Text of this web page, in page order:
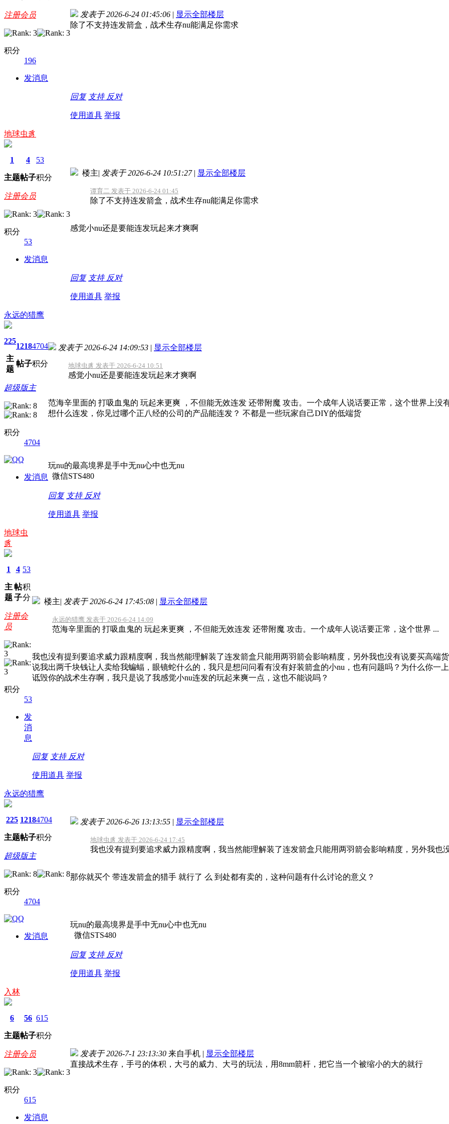
注册会员
积分
196
发消息
发表于 2026-6-24 01:45:06 | 显示全部楼层
除了不支持连发箭盒，战术生存nu能满足你需求
回复 支持 反对
使用道具 举报
地球虫豸
1
主题
4
帖子
53
积分
注册会员
积分
53
发消息
楼主| 发表于 2026-6-24 10:51:27 | 显示全部楼层
谭育二 发表于 2026-6-24 01:45
除了不支持连发箭盒，战术生存nu能满足你需求
感觉小nu还是要能连发玩起来才爽啊
回复 支持 反对
使用道具 举报
永远的猎鹰
225
主
题
1218
帖子
4704
积分
超级版主
积分
4704
发消息
发表于 2026-6-24 14:09:53 | 显示全部楼层
地球虫豸 发表于 2026-6-24 10:51
感觉小nu还是要能连发玩起来才爽啊
范海辛里面的 打吸血鬼的 玩起来更爽 ，不但能无效连发 还带附魔 攻击。一个成年人说话要正常，这个世界上没
想什么连发，你见过哪个正八经的公司的产品能连发？ 不都是一些玩家自己DIY的低端货
玩nu的最高境界是手中无nu心中也无nu
微信STS480
回复 支持 反对
使用道具 举报
地球虫
豸
1
主
题
4
帖
子
53
积
分
注册会
员
积分
53
发
消
息
楼主| 发表于 2026-6-24 17:45:08 | 显示全部楼层
永远的猎鹰 发表于 2026-6-24 14:09
范海辛里面的 打吸血鬼的 玩起来更爽 ，不但能无效连发 还带附魔 攻击。一个成年人说话要正常，这个世界 ...
我也没有提到要追求威力跟精度啊，我当然能理解装了连发箭盒只能用两羽箭会影响精度，另外我也没有说要买高端
说我出两千块钱让人卖给我蝙蝠，眼镜蛇什么的，我只是想问问看有没有好装箭盒的小nu，也有问题吗？为什么你一
诋毁你的战术生存啊，我只是说了我感觉小nu连发的玩起来爽一点，这也不能说吗？
回复 支持 反对
使用道具 举报
永远的猎鹰
225
主题
1218
帖子
4704
积分
超级版主
积分
4704
发消息
发表于 2026-6-26 13:13:55 | 显示全部楼层
地球虫豸 发表于 2026-6-24 17:45
我也没有提到要追求威力跟精度啊，我当然能理解装了连发箭盒只能用两羽箭会影响精度，另外我也
那你就买个 带连发箭盒的猎手 就行了 么 到处都有卖的，这种问题有什么讨论的意义？
玩nu的最高境界是手中无nu心中也无nu
微信STS480
回复 支持 反对
使用道具 举报
入林
6
主题
56
帖子
615
积分
注册会员
积分
615
发消息
发表于 2026-7-1 23:13:30 来自手机 | 显示全部楼层
直接战术生存，手弓的体积，大弓的威力、大弓的玩法，用8mm箭杆，把它当一个被缩小的大的就行